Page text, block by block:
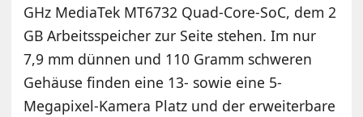
GHz MediaTek MT6732 Quad-Core-SoC, dem 2
GB Arbeitsspeicher zur Seite stehen. Im nur
7,9 mm dünnen und 110 Gramm schweren
Gehäuse finden eine 13- sowie eine 5-
Megapixel-Kamera Platz und der erweiterbare